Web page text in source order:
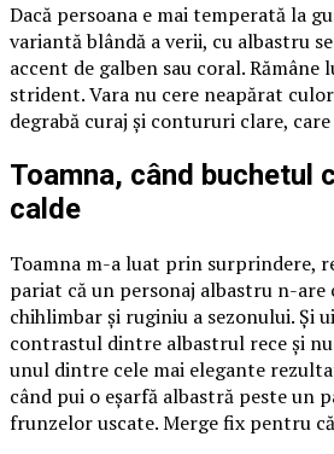
Dacă persoana e mai temperată la
variantă blândă a verii, cu albastru
accent de galben sau coral. Rămâne
strident. Vara nu cere neapărat
degrabă curaj și contururi clare,
Toamna, când buchetul
calde
Toamna m-a luat prin surprindere,
pariat că un personaj albastru n-are
chihlimbar și ruginiu a sezonului. Și
contrastul dintre albastrul rece și
unul dintre cele mai elegante
când pui o eșarfă albastră peste un
frunzelor uscate. Merge fix pentru